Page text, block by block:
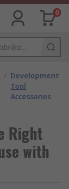
0
/ Development
Tool
Accessories
Right
with